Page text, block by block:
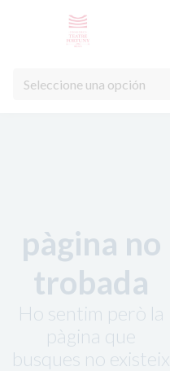
pàgina no
trobada
Ho sentim però la
pàgina que
busques no existeix